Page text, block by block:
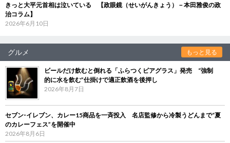
きっと大平元首相は泣いている 【政眼鏡（せいがんきょう）－本田雅俊の政
治コラム】
2026年6月10日
グルメ もっと見る
ビールだけ飲むと倒れる「ふらつくビアグラス」発売 “強制
的に水を飲む”仕掛けで適正飲酒を後押し
2026年8月7日
セブン‐イレブン、カレー15商品を一斉投入 名店監修から冷製うどんまで“夏
のカレーフェス”を開催中
2026年8月6日